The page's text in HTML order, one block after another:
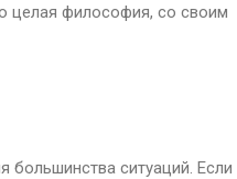
целая философия, со своим
большинства ситуаций. Если